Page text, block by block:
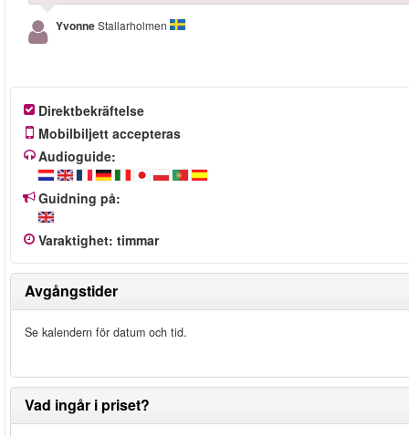
YvonneStallarholmen
Direktbekräftelse
Mobilbiljett accepteras
Audioguide:
Guidning på:
Varaktighet: timmar
Avgångstider
Se kalendern för datum och tid.
Vad ingår i priset?